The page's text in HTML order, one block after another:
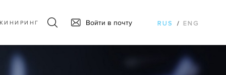
Войти в почту RUS / ENG